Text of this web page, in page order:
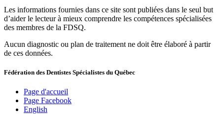
Les informations fournies dans ce site sont publiées dans le seul but
d’aider le lecteur à mieux comprendre les compétences spécialisées
des membres de la FDSQ.
Aucun diagnostic ou plan de traitement ne doit être élaboré à partir
de ces données.
Fédération des Dentistes Spécialistes du Québec
Page d'accueil
Page Facebook
English